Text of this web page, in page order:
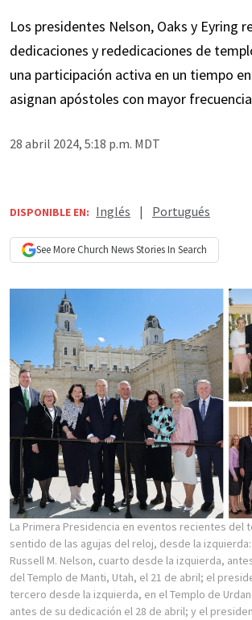
Los presidentes Nelson, Oaks y Eyring
dedicaciones y rededicaciones de
una participación activa en un tiempo
asignan apóstoles con mayor frecuencia
28 abril 2024, 5:18 p.m. MDT
DISPONIBLE EN: Inglés | Portugués
See More Church NewsStories In Search
La Primera Presidencia en eventos recientes del
sentido de las agujas del reloj, desde la
Russell M. Nelson, cuarto desde la izquierda,
del Templo de Manti, Utah, el 21 de abril; el
tercero desde la izquierda, en el Templo de
antes de su dedicación el 28 de abril; y el